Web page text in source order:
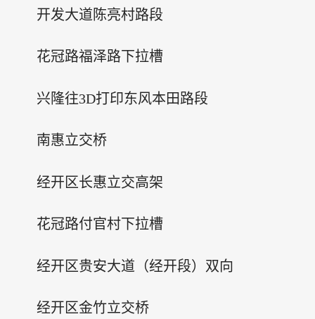
开发大道陈亮村路段
花冠路福泽路下拉槽
兴隆往3D打印东风本田路段
南惠立交桥
经开区长惠立交高架
花冠路付官村下拉槽
经开区贵安大道（经开段）双向
经开区金竹立交桥